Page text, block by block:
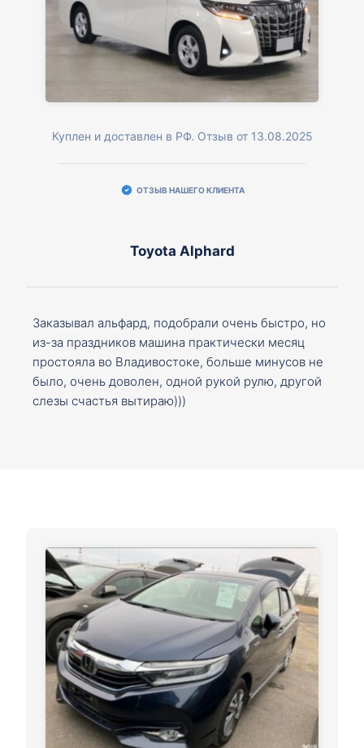
Куплен и доставлен в РФ. Отзыв от 13.08.2025
ОТЗЫВ НАШЕГО КЛИЕНТА
Toyota Alphard
Заказывал альфард, подобрали очень быстро, но
из-за праздников машина практически месяц
простояла во Владивостоке, больше минусов не
было, очень доволен, одной рукой рулю, другой
слезы счастья вытираю)))